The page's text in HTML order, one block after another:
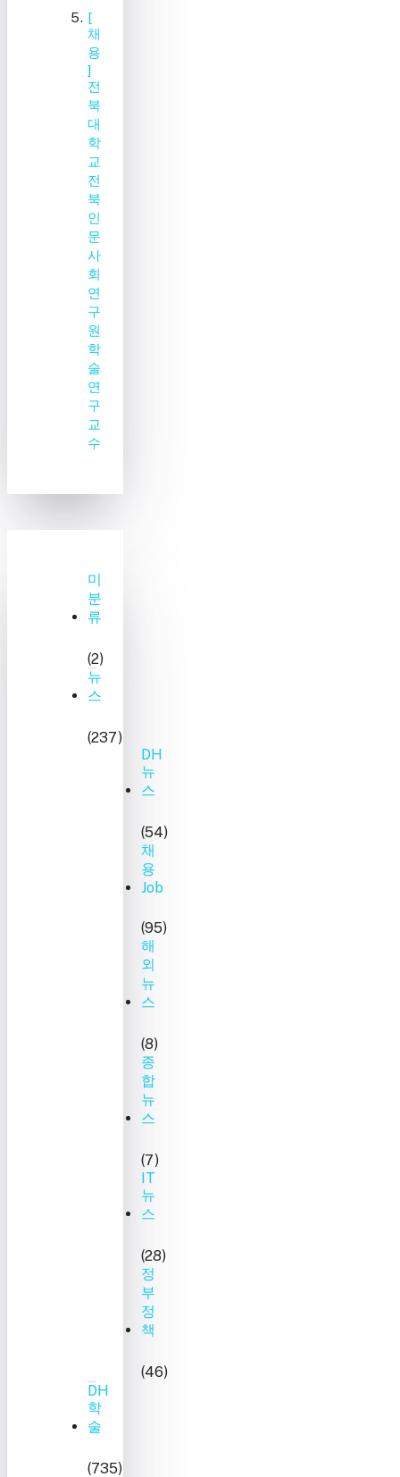
[
채
용
]
전
북
대
학
교
전
북
인
문
사
회
연
구
원
학
술
연
구
교
수
미
분
류
(2)
뉴
스
(237)
DH
뉴
스
(54)
채
용
Job
(95)
해
외
뉴
스
(8)
종
합
뉴
스
(7)
IT
뉴
스
(28)
정
부
정
책
(46)
DH
학
술
(735)